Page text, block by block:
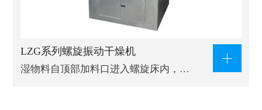
LZG系列螺旋振动干燥机
湿物料自顶部加料口进入螺旋床内，…